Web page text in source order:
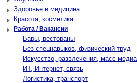
Здоровье и медицина
Красота, косметика
Работа / Вакансии
Бары, рестораны
Без спецнавыков, физический труд
Искусство, развлечения, масс-медиа
ИТ, Интернет, связь
Логистика, транспорт